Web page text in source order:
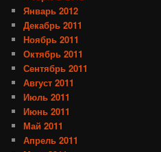
Январь 2012
Декабрь 2011
Ноябрь 2011
Октябрь 2011
Сентябрь 2011
Август 2011
Июль 2011
Июнь 2011
Май 2011
Апрель 2011